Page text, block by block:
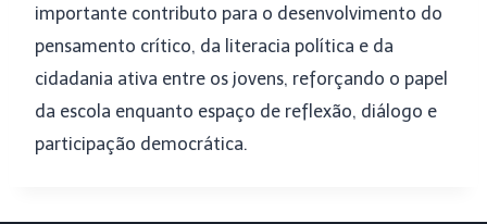
importante contributo para o desenvolvimento do
pensamento crítico, da literacia política e da
cidadania ativa entre os jovens, reforçando o papel
da escola enquanto espaço de reflexão, diálogo e
participação democrática.